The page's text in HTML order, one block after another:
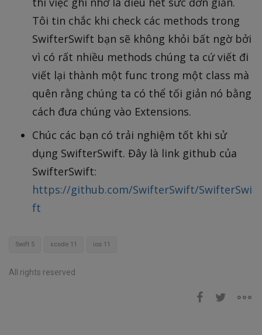
Tôi tin chắc khi check các methods trong
SwifterSwift bạn sẽ không khỏi bất ngờ bởi
vì có rất nhiều methods chúng ta cứ viết đi
viết lại thành một func trong một class mà
quên rằng chúng ta có thể tối giản nó bằng
cách đưa chúng vào Extensions.
Chúc các bạn có trải nghiệm tốt khi sử
dụng SwifterSwift. Đây là link github của
SwifterSwift:
https://github.com/SwifterSwift/SwifterSwi
ft
Swift 5 xcode 11 ios 11
All rights reserved